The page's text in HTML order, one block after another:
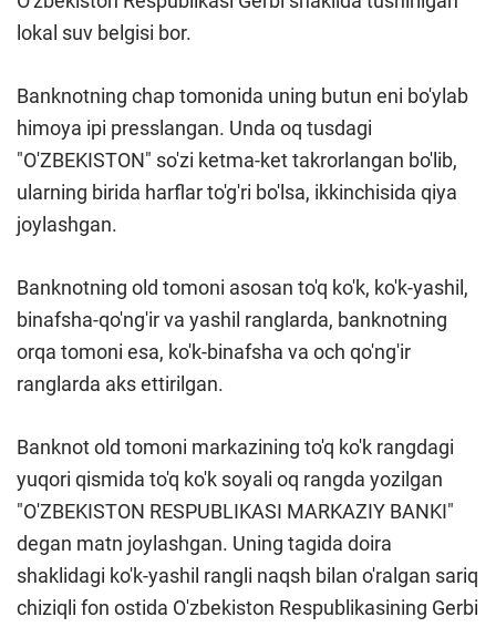
lokal suv belgisi bor.
Banknotning chap tomonida uning butun eni bo'ylab
himoya ipi presslangan. Unda oq tusdagi
"O'ZBEKISTON" so'zi ketma-ket takrorlangan bo'lib,
ularning birida harflar to'g'ri bo'lsa, ikkinchisida qiya
joylashgan.
Banknotning old tomoni asosan to'q ko'k, ko'k-yashil,
binafsha-qo'ng'ir va yashil ranglarda, banknotning
orqa tomoni esa, ko'k-binafsha va och qo'ng'ir
ranglarda aks ettirilgan.
Banknot old tomoni markazining to'q ko'k rangdagi
yuqori qismida to'q ko'k soyali oq rangda yozilgan
"O'ZBEKISTON RESPUBLIKASI MARKAZIY BANKI"
degan matn joylashgan. Uning tagida doira
shaklidagi ko'k-yashil rangli naqsh bilan o'ralgan sariq
chiziqli fon ostida O'zbekiston Respublikasining Gerbi